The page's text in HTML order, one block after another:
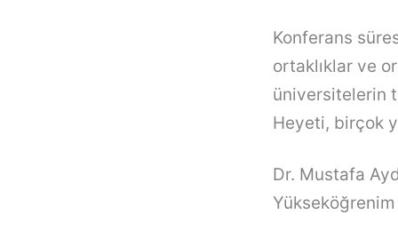
Konferans
ortaklıklar ve
üniversitelerin
Heyeti, birçok
Dr. Mustafa